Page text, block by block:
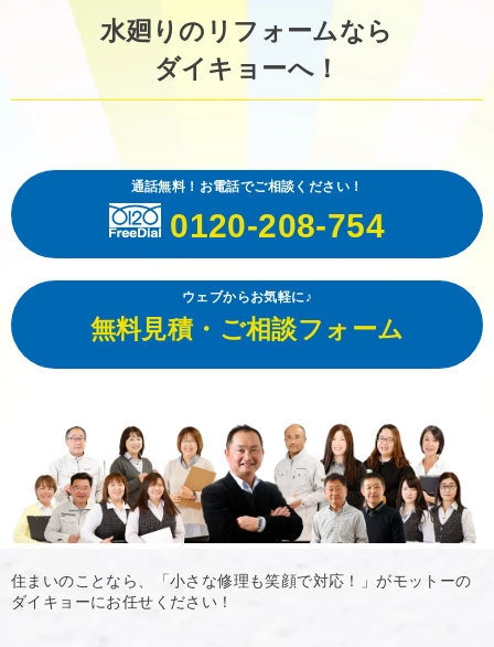
水廻りのリフォームなら
ダイキョーへ！
通話無料！お電話でご相談ください！
0120-208-754
ウェブからお気軽に♪
無料見積・ご相談フォーム
住まいのことなら、「小さな修理も笑顔で対応！」がモットーの
ダイキョーにお任せください！